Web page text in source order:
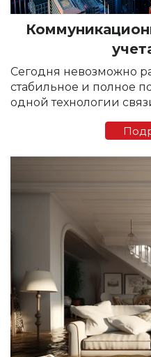
Сегодня невозможно
стабильное и полное
одной технологии
от региона к региону,